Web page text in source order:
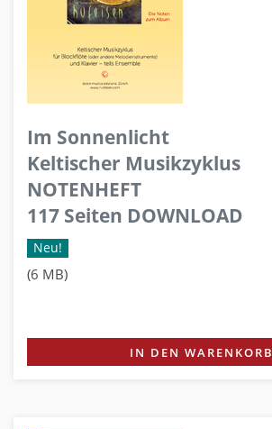
Im Sonnenlicht
Keltischer Musikzyklus
NOTENHEFT
117 Seiten DOWNLOAD
Neu!
(6 MB)
IN DEN WARENKORB